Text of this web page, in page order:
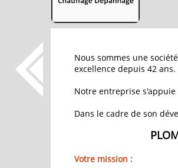
Nous sommes une
excellence depuis 42 ans.
Notre entreprise
Dans le cadre de son
Votre mission :